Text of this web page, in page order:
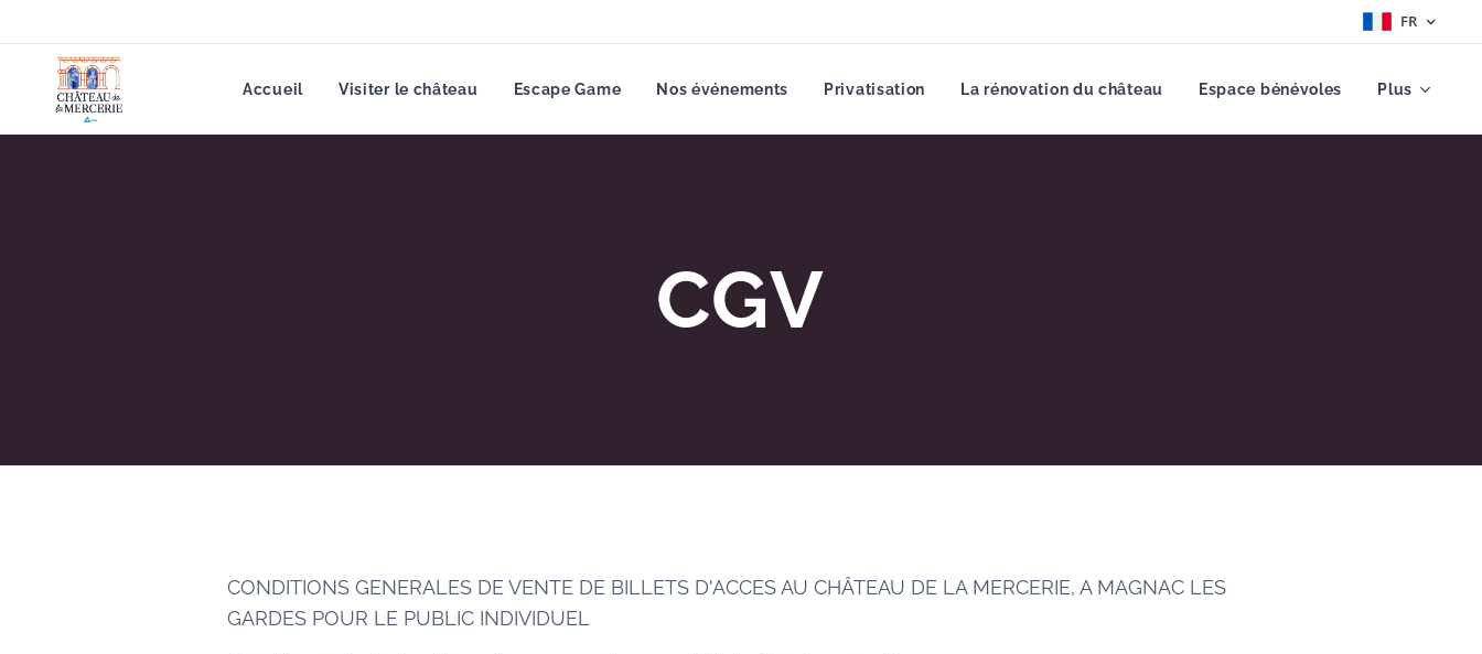
FR
Accueil Visiter le château Escape Game Nos événements Privatisation La rénovation du château Espace bénévoles Plus
CGV
CONDITIONS GENERALES DE VENTE DE BILLETS D'ACCES AU CHÂTEAU DE LA MERCERIE, A MAGNAC LES
GARDES POUR LE PUBLIC INDIVIDUEL